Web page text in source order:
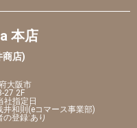
本店
商店)
大阪市
27 2F
社指定日
和則(eコマース事業部)
登録:あり